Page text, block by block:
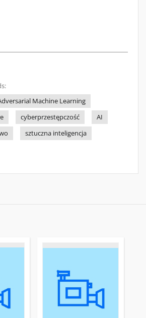
Machine Learning
cyberprzestępczość
AI
sztuczna inteligencja